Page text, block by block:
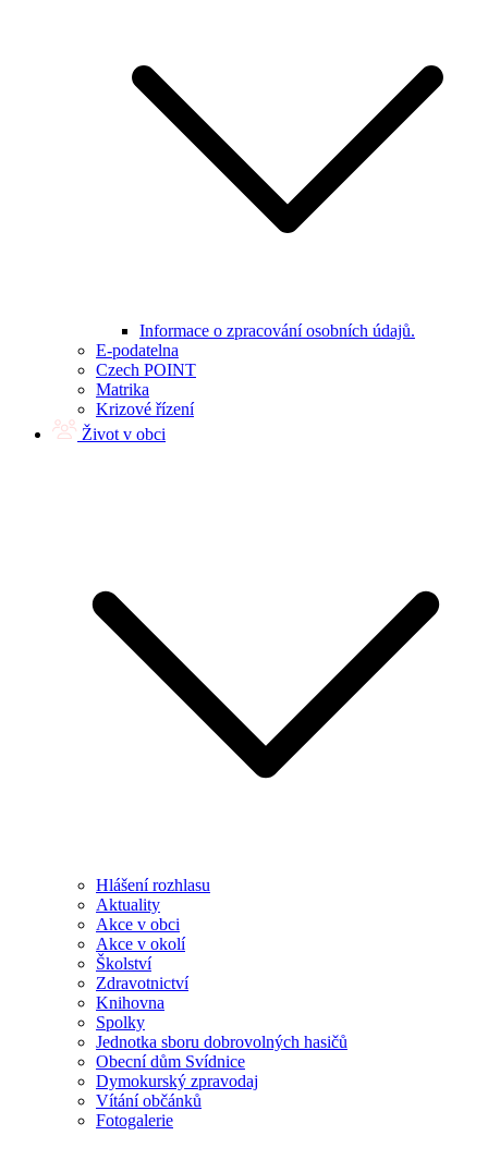
Informace o zpracování osobních údajů.
E-podatelna
Czech POINT
Matrika
Krizové řízení
Život v obci
Hlášení rozhlasu
Aktuality
Akce v obci
Akce v okolí
Školství
Zdravotnictví
Knihovna
Spolky
Jednotka sboru dobrovolných hasičů
Obecní dům Svídnice
Dymokurský zpravodaj
Vítání občánků
Fotogalerie